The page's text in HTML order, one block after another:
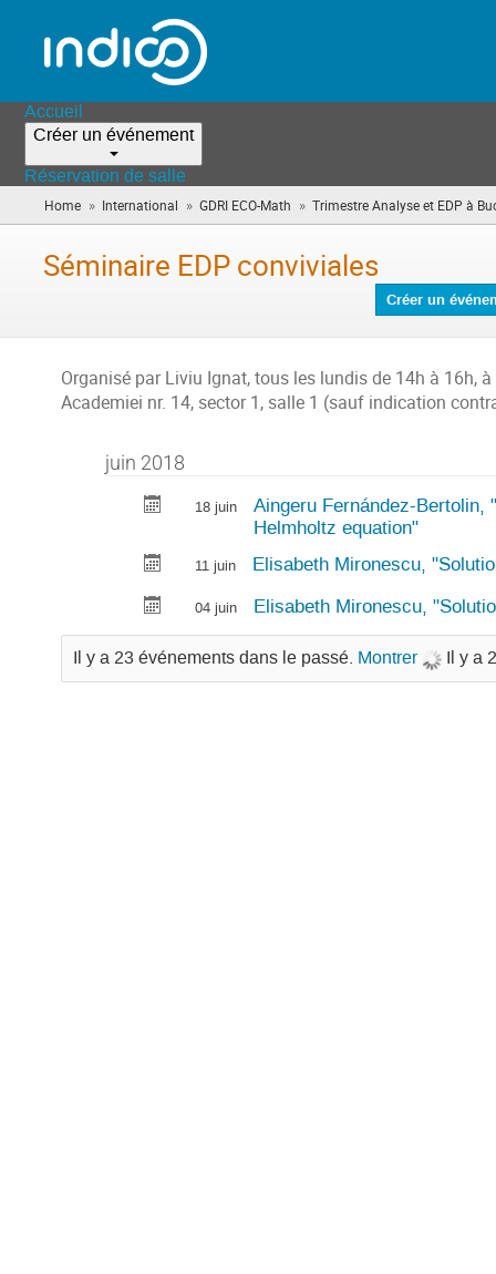
Accueil
Créer un événement
Réservation de salle
Home » International » GDRI ECO-Math » Trimestre Analyse et EDP à
Séminaire EDP conviviales
Créer un
Organisé par Liviu Ignat, tous les lundis de 14h à 16h,
Academiei nr. 14, sector 1, salle 1 (sauf indication
juin 2018
18 juin
Aingeru Fernández-Bertolin,
Helmholtz equation"
11 juin Elisabeth Mironescu,
04 juin Elisabeth Mironescu,
Il y a 23 événements dans le passé. Montrer Il y a